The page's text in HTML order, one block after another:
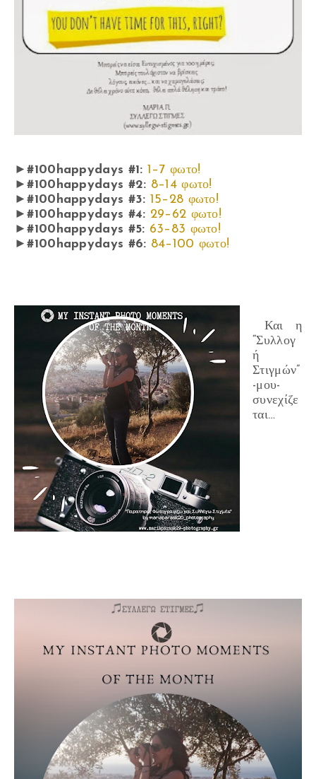
►#100happydays #1: 1–7 φωτο!
►#100happydays #2: 8–14 φωτο!
►#100happydays #3: 15–28 φωτο!
►#100happydays #4: 29–62 φωτο!
►#100happydays #5: 63–83 φωτο!
►#100happydays #6: 84–100 φωτο!
Και η
“Συλλογ
ή
Στιγμών”
-μου-
συνεχίζε
ται…